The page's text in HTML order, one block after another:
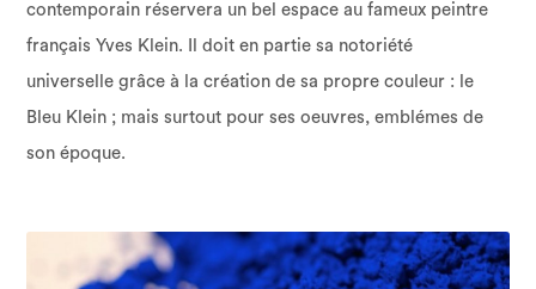
contemporain réservera un bel espace au fameux peintre
français Yves Klein. Il doit en partie sa notoriété
universelle grâce à la création de sa propre couleur : le
Bleu Klein ; mais surtout pour ses oeuvres, emblémes de
son époque.